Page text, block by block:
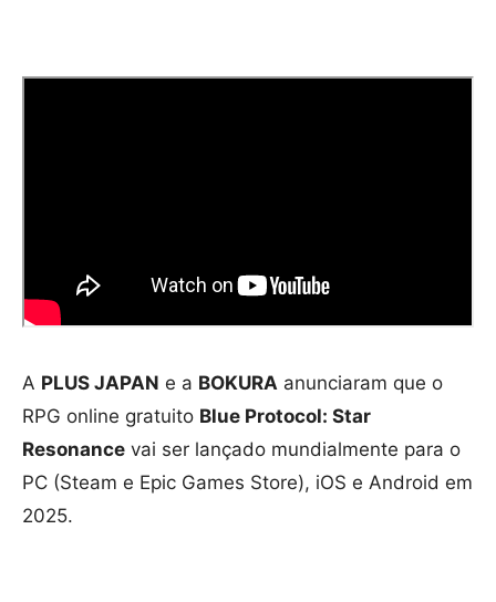
A PLUS JAPAN e a BOKURA anunciaram que o
RPG online gratuito Blue Protocol: Star
Resonance vai ser lançado mundialmente para o
PC (Steam e Epic Games Store), iOS e Android em
2025.